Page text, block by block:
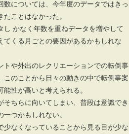
数については、今年度のデータではきっ
たことはなかった。
し かなく年数を重ねデータを増やして
てくる月ごとの要因があるかもしれな
トや外出のレクリエーションでの転倒事
このことから日々の動きの中で転倒事案
能性が高いと考えられる。
ちらに向いてしまい、普段は意識でき
つかもしれない。
なくなっていることから見る目が少な